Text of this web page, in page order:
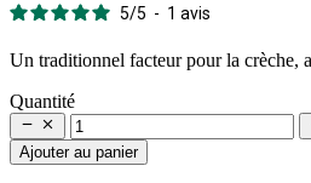
5/5 - 1 avis
Un traditionnel facteur pour la crèche,
Quantité
 
Ajouter au panier